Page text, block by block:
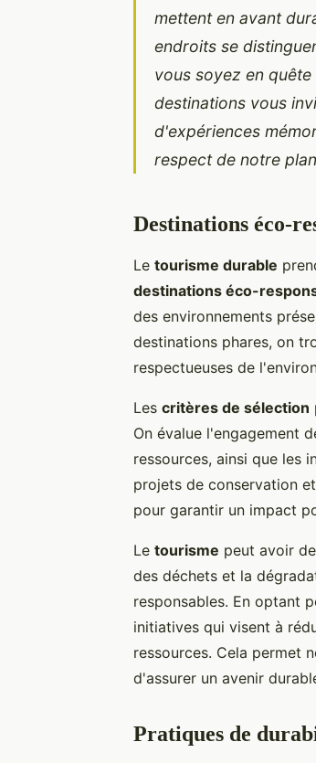
mettent en avant
endroits se
vous soyez en
destinations vous
d'expériences
respect de notre
Destinations éco-
Le tourisme durable
destinations éco-
des environnements
destinations phares, on
respectueuses de
Les critères de sélection
On évalue l'engagement
ressources, ainsi que les
projets de conservation
pour garantir un impact
Le tourisme peut avoir
des déchets et la
responsables. En optant
initiatives qui visent à
ressources. Cela permet
d'assurer un avenir
Pratiques de